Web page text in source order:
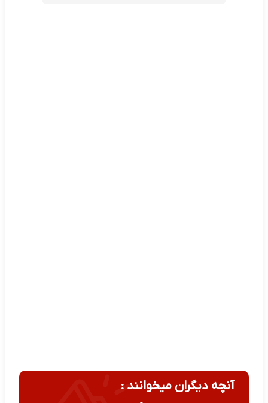
آنچه دیگران میخوانند :